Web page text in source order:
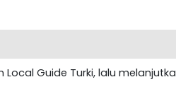
Guide Turki, lalu